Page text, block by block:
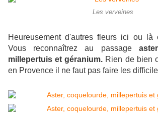
Les verveines
Heureusement d'autres fleurs ici ou là
Vous reconnaîtrez au passage
millepertuis et géranium. Rien de bien
en Provence il ne faut pas faire les